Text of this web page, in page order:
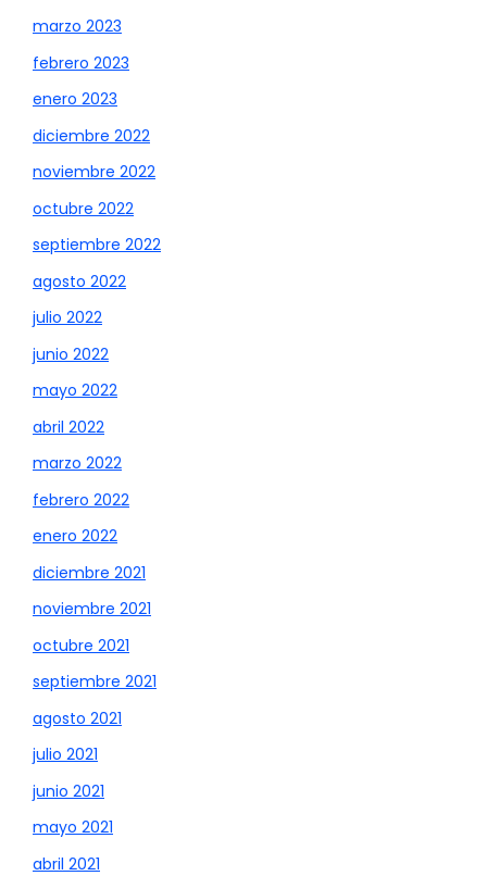
marzo 2023
febrero 2023
enero 2023
diciembre 2022
noviembre 2022
octubre 2022
septiembre 2022
agosto 2022
julio 2022
junio 2022
mayo 2022
abril 2022
marzo 2022
febrero 2022
enero 2022
diciembre 2021
noviembre 2021
octubre 2021
septiembre 2021
agosto 2021
julio 2021
junio 2021
mayo 2021
abril 2021